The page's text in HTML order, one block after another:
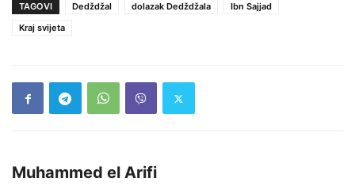
TAGOVI Dedždžal dolazak Dedždžala
Ibn Sajjad
Kraj svijeta
Muhammed el Arifi